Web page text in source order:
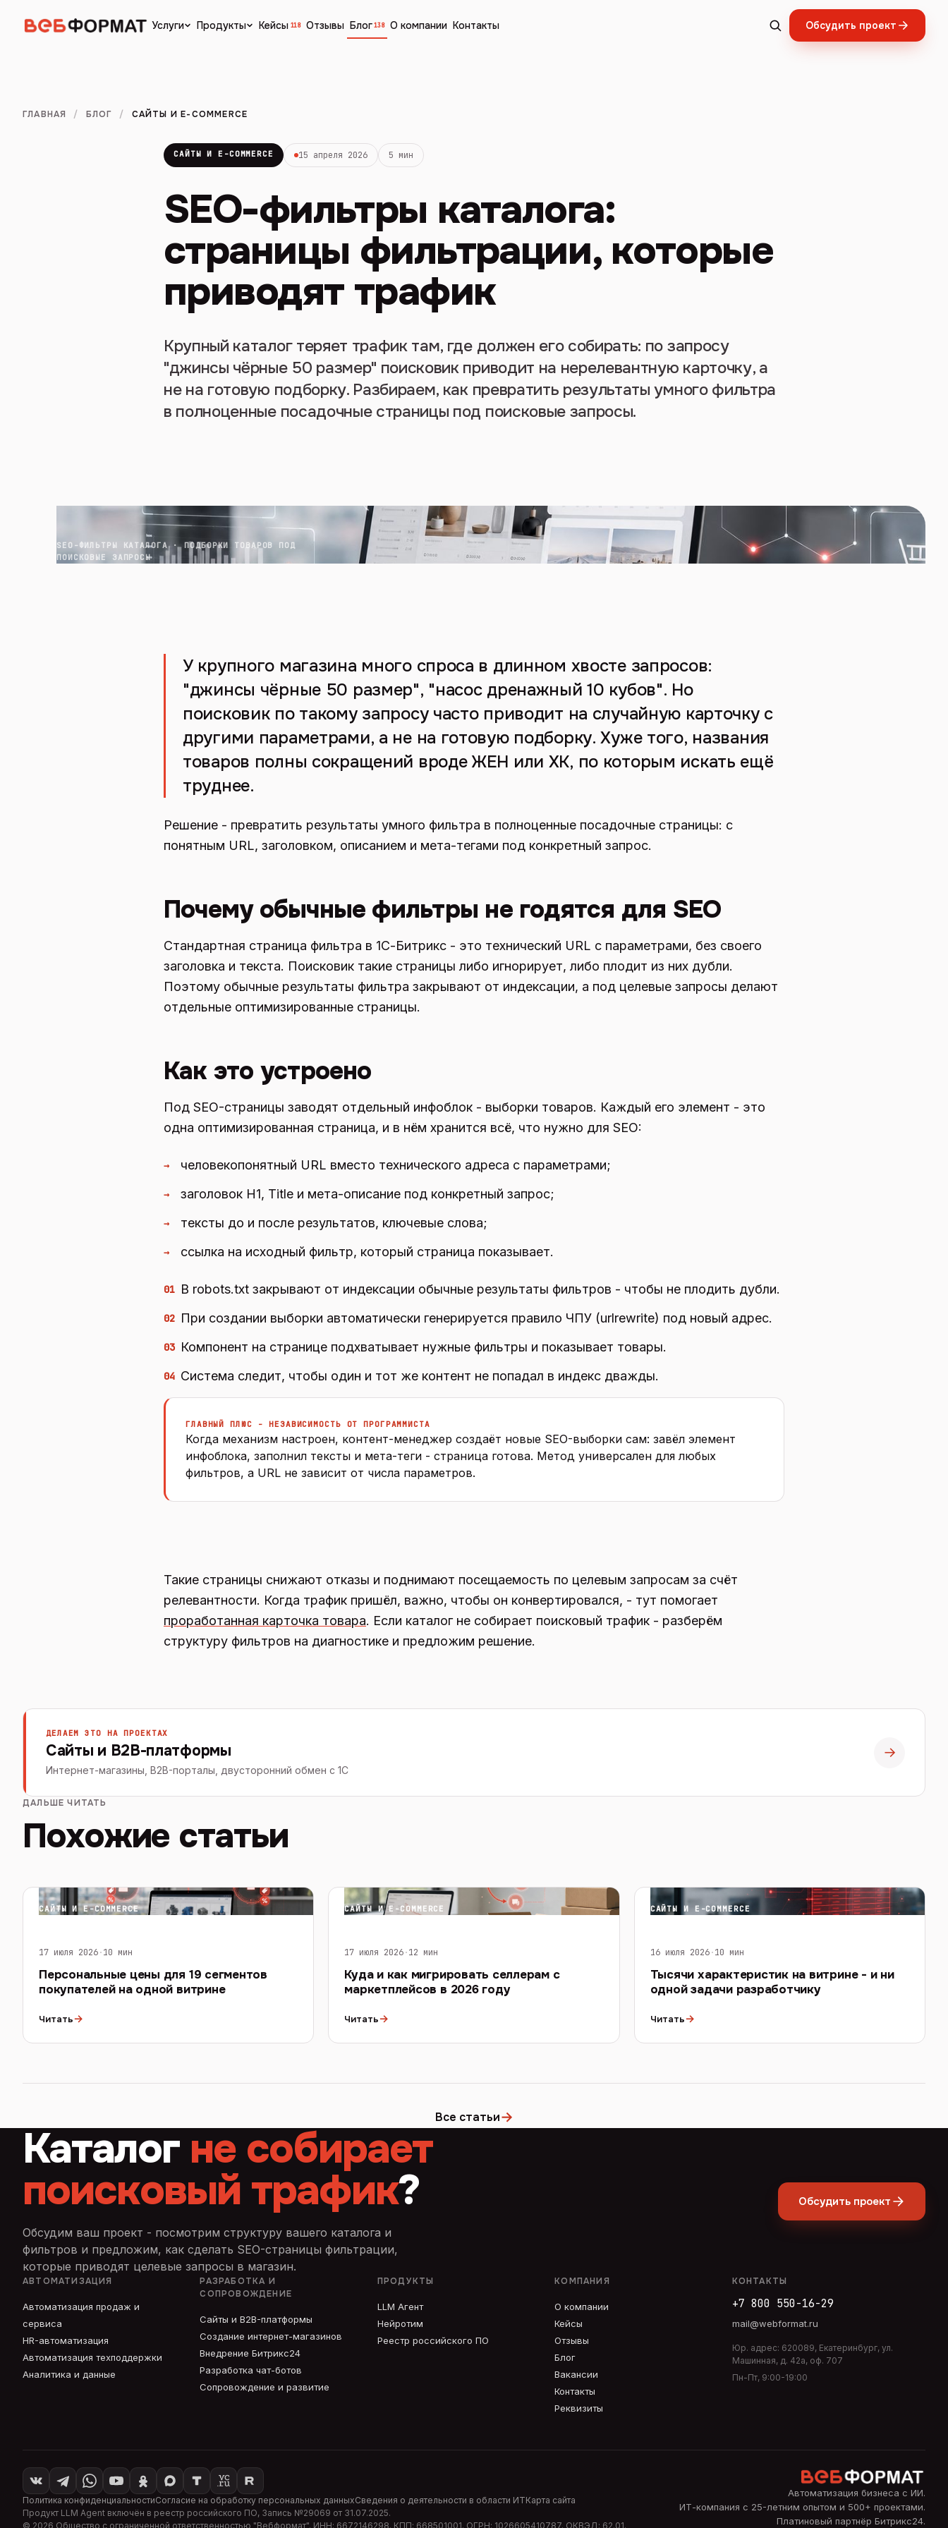
Услуги Продукты Кейсы 118 Отзывы Блог 138 О компании Контакты Обсудить проект
ГЛАВНАЯ / БЛОГ / САЙТЫ И E-COMMERCE
САЙТЫ И E-COMMERCE 15 апреля 2026 5 мин
SEO-фильтры каталога:
страницы фильтрации, которые
приводят трафик
Крупный каталог теряет трафик там, где должен его собирать: по запросу
"джинсы чёрные 50 размер" поисковик приводит на нерелевантную карточку, а
не на готовую подборку. Разбираем, как превратить результаты умного фильтра
в полноценные посадочные страницы под поисковые запросы.
SEO-ФИЛЬТРЫ КАТАЛОГА · ПОДБОРКИ ТОВАРОВ ПОД
ПОИСКОВЫЕ ЗАПРОСЫ
У крупного магазина много спроса в длинном хвосте запросов:
"джинсы чёрные 50 размер", "насос дренажный 10 кубов". Но
поисковик по такому запросу часто приводит на случайную карточку с
другими параметрами, а не на готовую подборку. Хуже того, названия
товаров полны сокращений вроде ЖЕН или ХК, по которым искать ещё
труднее.
Решение - превратить результаты умного фильтра в полноценные посадочные страницы: с
понятным URL, заголовком, описанием и мета-тегами под конкретный запрос.
Почему обычные фильтры не годятся для SEO
Стандартная страница фильтра в 1С-Битрикс - это технический URL с параметрами, без своего
заголовка и текста. Поисковик такие страницы либо игнорирует, либо плодит из них дубли.
Поэтому обычные результаты фильтра закрывают от индексации, а под целевые запросы делают
отдельные оптимизированные страницы.
Как это устроено
Под SEO-страницы заводят отдельный инфоблок - выборки товаров. Каждый его элемент - это
одна оптимизированная страница, и в нём хранится всё, что нужно для SEO:
→ человекопонятный URL вместо технического адреса с параметрами;
→ заголовок H1, Title и мета-описание под конкретный запрос;
→ тексты до и после результатов, ключевые слова;
→ ссылка на исходный фильтр, который страница показывает.
01 В robots.txt закрывают от индексации обычные результаты фильтров - чтобы не плодить дубли.
02 При создании выборки автоматически генерируется правило ЧПУ (urlrewrite) под новый адрес.
03 Компонент на странице подхватывает нужные фильтры и показывает товары.
04 Система следит, чтобы один и тот же контент не попадал в индекс дважды.
ГЛАВНЫЙ ПЛЮС - НЕЗАВИСИМОСТЬ ОТ ПРОГРАММИСТА
Когда механизм настроен, контент-менеджер создаёт новые SEO-выборки сам: завёл элемент
инфоблока, заполнил тексты и мета-теги - страница готова. Метод универсален для любых
фильтров, а URL не зависит от числа параметров.
Такие страницы снижают отказы и поднимают посещаемость по целевым запросам за счёт
релевантности. Когда трафик пришёл, важно, чтобы он конвертировался, - тут помогает
проработанная карточка товара. Если каталог не собирает поисковый трафик - разберём
структуру фильтров на диагностике и предложим решение.
ДЕЛАЕМ ЭТО НА ПРОЕКТАХ
Сайты и B2B-платформы
Интернет-магазины, B2B-порталы, двусторонний обмен с 1С
→
ДАЛЬШЕ ЧИТАТЬ
Похожие статьи
САЙТЫ И E-COMMERCE
17 июля 2026·10 мин
Персональные цены для 19 сегментов
покупателей на одной витрине
Читать→
САЙТЫ И E-COMMERCE
17 июля 2026·12 мин
Куда и как мигрировать селлерам с
маркетплейсов в 2026 году
Читать→
САЙТЫ И E-COMMERCE
16 июля 2026·10 мин
Тысячи характеристик на витрине - и ни
одной задачи разработчику
Читать→
Все статьи→
Каталог не собирает
поисковый трафик?
Обсудим ваш проект - посмотрим структуру вашего каталога и
фильтров и предложим, как сделать SEO-страницы фильтрации,
которые приводят целевые запросы в магазин.
Обсудить проект
АВТОМАТИЗАЦИЯ
Автоматизация продаж и
сервиса
HR-автоматизация
Автоматизация техподдержки
Аналитика и данные
РАЗРАБОТКА И
СОПРОВОЖДЕНИЕ
Сайты и B2B-платформы
Создание интернет-магазинов
Внедрение Битрикс24
Разработка чат-ботов
Сопровождение и развитие
ПРОДУКТЫ
LLM Агент
Нейротим
Реестр российского ПО
КОМПАНИЯ
О компании
Кейсы
Отзывы
Блог
Вакансии
Контакты
Реквизиты
КОНТАКТЫ
+7 800 550-16-29
mail@webformat.ru
Юр. адрес: 620089, Екатеринбург, ул.
Машинная, д. 42а, оф. 707
Пн-Пт, 9:00-19:00
Политика конфиденциальностиСогласие на обработку персональных данныхСведения о деятельности в области ИТКарта сайта
Продукт LLM Agent включён в реестр российского ПО, Запись №29069 от 31.07.2025.
© 2026 Общество с ограниченной ответственностью "Вебформат". ИНН: 6672146298. КПП: 668501001. ОГРН: 1026605410787. ОКВЭД: 62.01.
Автоматизация бизнеса с ИИ.
ИТ-компания с 25-летним опытом и 500+ проектами.
Платиновый партнёр Битрикс24.